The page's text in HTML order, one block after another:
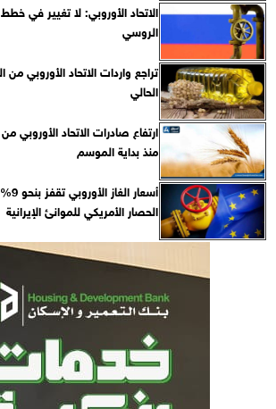
الاتحاد الأوروبي: لا تغيير في
الروسي
تراجع واردات الاتحاد الأوروبي
الحالي
منذ بداية الموسم
الحصار الأمريكي للموانئ الإيرانية